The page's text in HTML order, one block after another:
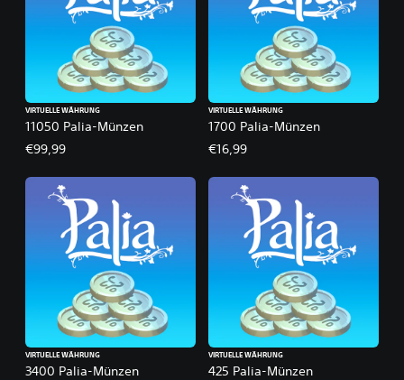
11050 Palia-Münzen
VIRTUELLE WÄHRUNG
€99,99
1700 Palia-Münzen
VIRTUELLE WÄHRUNG
€16,99
3400 Palia-Münzen
VIRTUELLE WÄHRUNG
425 Palia-Münzen
VIRTUELLE WÄHRUNG